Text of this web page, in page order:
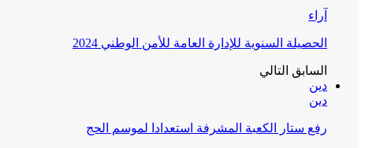
آراء
الحصيلة السنوية للإدارة العامة للأمن الوطني 2024
السابق التالي
دين
دين
رفع ستار الكعبة المشرفة استعدادا لموسم الحج